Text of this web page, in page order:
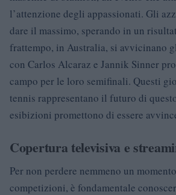
l’attenzione degli appassionati. Gli
dare il massimo, sperando in un
frattempo, in Australia, si avvicinano
con Carlos Alcaraz e Jannik Sinner
campo per le loro semifinali. Questi
tennis rappresentano il futuro di
esibizioni promettono di essere
Copertura televisiva e
Per non perdere nemmeno un
competizioni, è fondamentale